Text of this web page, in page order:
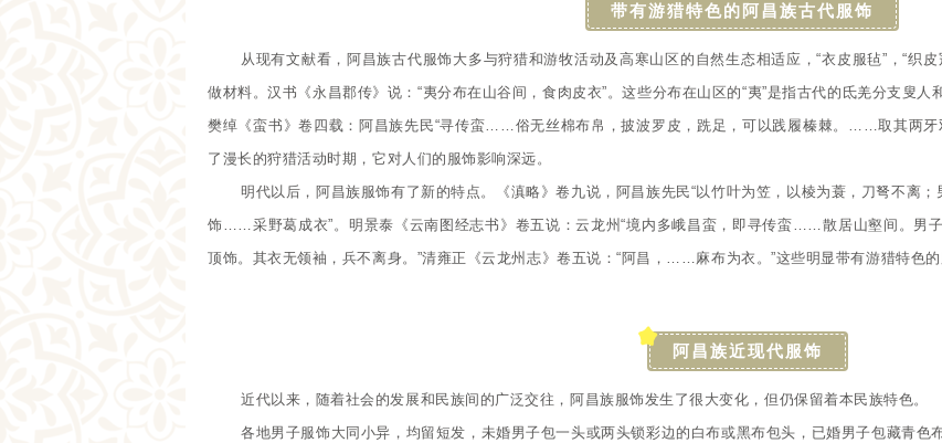
带有游猎特色的阿昌族古代服饰
从现有文献看，阿昌族古代服饰大多与狩猎和游牧活动及高寒山区的自然生态相适应，“衣皮服毡”，“织
做材料。汉书《永昌郡传》说：“夷分布在山谷间，食肉皮衣”。这些分布在山区的“夷”是指古代的氐羌分支叟
樊绰《蛮书》卷四载：阿昌族先民“寻传蛮……俗无丝棉布帛，披波罗皮，跣足，可以践履榛棘。……取其两牙
了漫长的狩猎活动时期，它对人们的服饰影响深远。
明代以后，阿昌族服饰有了新的特点。《滇略》卷九说，阿昌族先民“以竹叶为笠，以棱为蓑，刀弩不离
饰……采野葛成衣”。明景泰《云南图经志书》卷五说：云龙州“境内多峨昌蛮，即寻传蛮……散居山壑间。男
顶饰。其衣无领袖，兵不离身。”清雍正《云龙州志》卷五说：“阿昌，……麻布为衣。”这些明显带有游猎特色
阿昌族近现代服饰
近代以来，随着社会的发展和民族间的广泛交往，阿昌族服饰发生了很大变化，但仍保留着本民族特色。
各地男子服饰大同小异，均留短发，未婚男子包一头或两头锁彩边的白布或黑布包头，已婚男子包藏青色